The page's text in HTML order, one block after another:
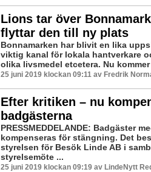
Lions tar över
flyttar den till ny plats
Bonnamarken har blivit en lika
viktig kanal för lokala hantverkare
olika livsmedel etcetera. Nu
25 juni 2019 klockan 09:11 av Fredrik
Efter kritiken – nu
badgästerna
PRESSMEDDELANDE: Badgäster
kompenseras för stängning. Det
styrelsen för Besök Linde AB i
styrelsemöte ...
25 juni 2019 klockan 09:19 av LindeNytt